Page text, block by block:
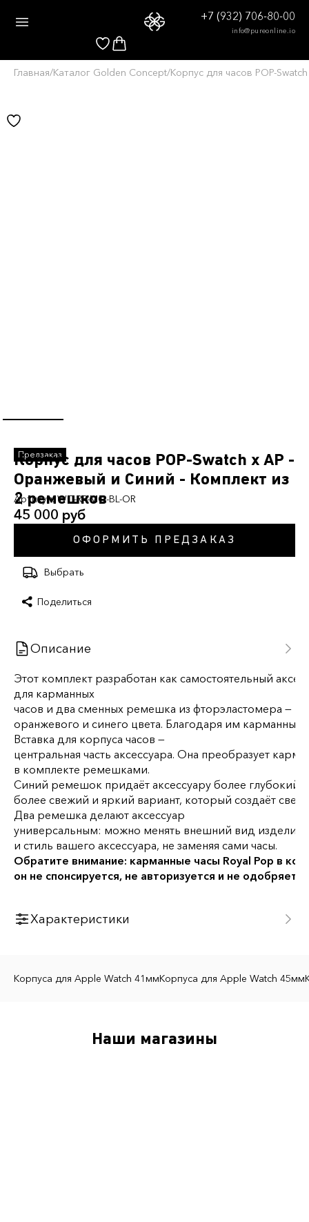
+7 (932) 706-80-00
info@pureonline.io
Главная/Каталог Golden Concept/Корпус для часов POP-
Корпус для часов POP-Swatch x AP -
Оранжевый и Синий - Комплект из
2 ремешков
Артикул:WC-RP-MO-BL-OR
45 000 руб
ОФОРМИТЬ ПРЕДЗАКАЗ
Выбрать
Поделиться
Описание
Этот комплект разработан как самостоятельный
для карманных
часов и два сменных ремешка из фторэластомера —
оранжевого и синего цвета. Благодаря им карманные
Вставка для корпуса часов —
центральная часть аксессуара. Она преобразует
в комплекте ремешками.
Синий ремешок придаёт аксессуару более глубокий
более свежий и яркий вариант, который создаёт
Два ремешка делают аксессуар
универсальным: можно менять внешний вид изделия,
и стиль вашего аксессуара, не заменяя сами часы.
Обратите внимание: карманные часы Royal Pop в
он не спонсируется, не авторизуется и не одобряется
Характеристики
Корпуса для Apple Watch 41ммКорпуса для Apple Watch 45мм
Наши магазины